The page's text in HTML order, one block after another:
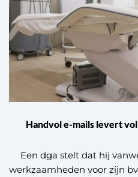
Handvol e-mails levert
Een dga stelt dat hij
werkzaamheden voor zijn